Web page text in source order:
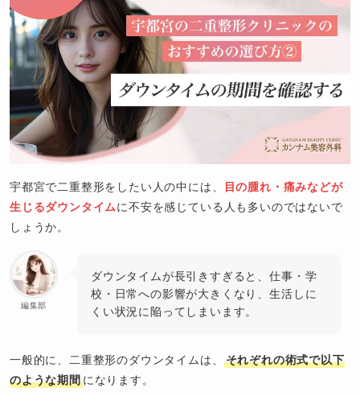
宇都宮で二重整形をしたい人の中には、
目の腫れ・痛みなどが
生じるダウンタイムに不安を感じている人も多いのではないで
しょうか。
編集部
ダウンタイムが長引きすぎると、仕事・学
校・日常への影響が大きくなり、生活しに
くい状況に陥ってしまいます。
一般的に、二重整形のダウンタイムは、
それぞれの術式で以下
のような期間になります。